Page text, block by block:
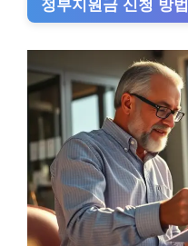
정부지원금 신청 방법